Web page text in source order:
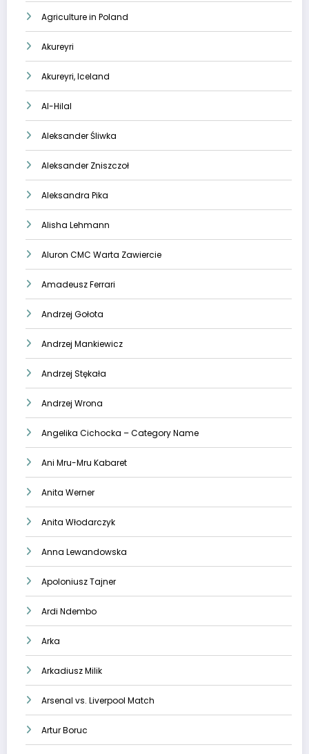
Agriculture in Poland
Akureyri
Akureyri, Iceland
Al-Hilal
Aleksander Śliwka
Aleksander Zniszczoł
Aleksandra Pika
Alisha Lehmann
Aluron CMC Warta Zawiercie
Amadeusz Ferrari
Andrzej Gołota
Andrzej Mankiewicz
Andrzej Stękała
Andrzej Wrona
Angelika Cichocka – Category Name
Ani Mru-Mru Kabaret
Anita Werner
Anita Włodarczyk
Anna Lewandowska
Apoloniusz Tajner
Ardi Ndembo
Arka
Arkadiusz Milik
Arsenal vs. Liverpool Match
Artur Boruc